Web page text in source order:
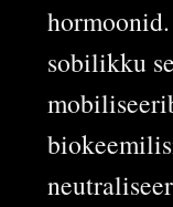
sobilikku